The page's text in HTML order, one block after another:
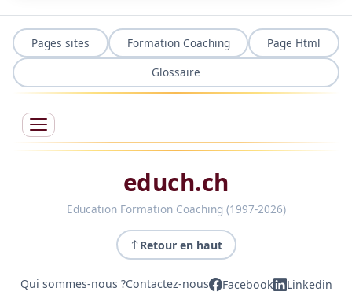
Pages sites Formation Coaching
Page Html
Glossaire
educh.ch
Education Formation Coaching (1997-2026)
Retour en haut
Qui sommes-nous ?Contactez-nous Facebook
Linkedin